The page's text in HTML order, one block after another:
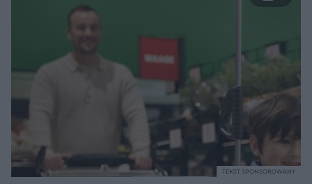
TEKST SPONSOROWANY